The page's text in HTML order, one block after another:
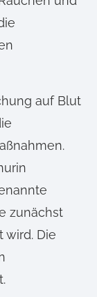
auf Blut
zunächst
wird. Die